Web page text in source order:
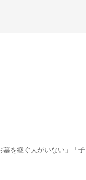
墓を継ぐ人がいない」「